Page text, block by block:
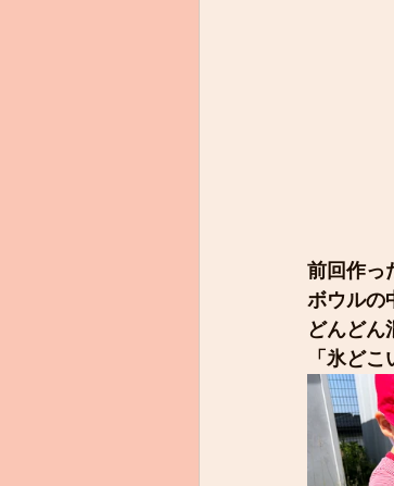
前回作っ
ボウルの
どんどん
「氷ど